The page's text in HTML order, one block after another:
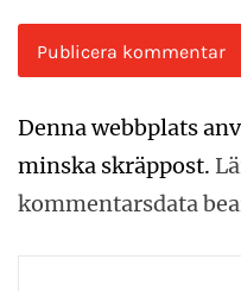
Denna webbplats
minska skräppost.
kommentarsdata